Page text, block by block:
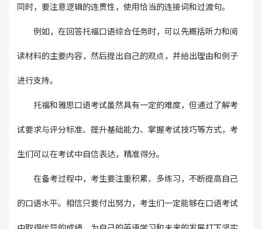
同时，要注意逻辑的连贯性，使用恰当的连接词和过渡句。
例如，在回答托福口语综合任务时，可以先概括听力和阅
读材料的主要内容，然后提出自己的观点，并给出理由和例子
进行支持。
托福和雅思口语考试虽然具有一定的难度，但通过了解考
试要求与评分标准、提升基础能力、掌握考试技巧等方式，考
生们可以在考试中自信表达，精准得分。
在备考过程中，考生要注重积累、多练习，不断提高自己
的口语水平。相信只要付出努力，考生们一定能够在口语考试